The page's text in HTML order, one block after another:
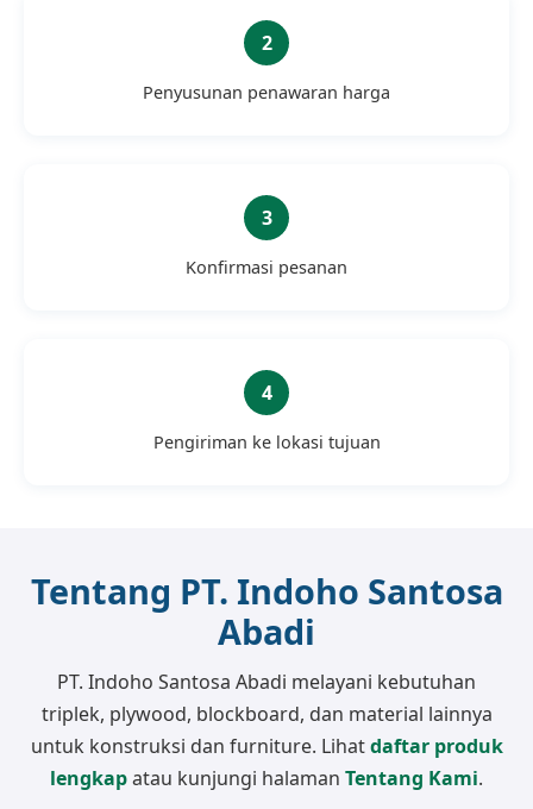
Penyusunan penawaran harga
Konfirmasi pesanan
Pengiriman ke lokasi tujuan
Tentang PT. Indoho Santosa
Abadi
PT. Indoho Santosa Abadi melayani kebutuhan
triplek, plywood, blockboard, dan material lainnya
untuk konstruksi dan furniture. Lihatdaftar produk
lengkapatau kunjungi halaman Tentang Kami.